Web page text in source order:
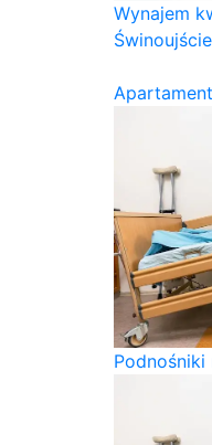
Wynajem
Świnoujście